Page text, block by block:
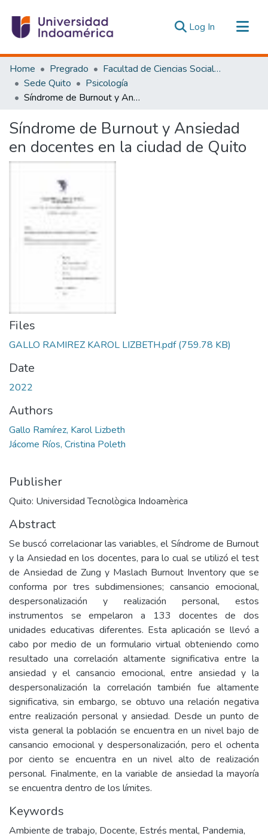
Log In (current)
Communities & Collections
All of DSpace
Statistics
Estadísticas Externas
Home Pregrado
Facultad de Ciencias Sociales y Humanas
Sede Quito
Psicología
Síndrome de Burnout y Ansiedad en docentes en la ciudad de Quito
Síndrome de Burnout y Ansiedad
en docentes en la ciudad de Quito
Files
GALLO RAMIREZ KAROL LIZBETH.pdf(759.78 KB)
Date
2022
Authors
Gallo Ramírez, Karol Lizbeth
Jácome Ríos, Cristina Poleth
Publisher
Quito: Universidad Tecnològica Indoamèrica
Abstract
Se buscó correlacionar las variables, el Síndrome de Burnout
y la Ansiedad en los docentes, para lo cual se utilizó el test
de Ansiedad de Zung y Maslach Burnout Inventory que se
conforma por tres subdimensiones; cansancio emocional,
despersonalización y realización personal, estos
instrumentos se empelaron a 133 docentes de dos
unidades educativas diferentes. Esta aplicación se llevó a
cabo por medio de un formulario virtual obteniendo como
resultado una correlación altamente significativa entre la
ansiedad y el cansancio emocional, entre ansiedad y la
despersonalización la correlación también fue altamente
significativa, sin embargo, se obtuvo una relación negativa
entre realización personal y ansiedad. Desde un punto de
vista general la población se encuentra en un nivel bajo de
cansancio emocional y despersonalización, pero el ochenta
por ciento se encuentra en un nivel alto de realización
personal. Finalmente, en la variable de ansiedad la mayoría
se encuentra dentro de los límites.
Keywords
Ambiente de trabajo, Docente, Estrés mental, Pandemia,